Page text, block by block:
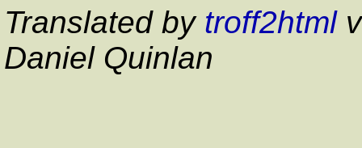
Translated by troff2html
Daniel Quinlan